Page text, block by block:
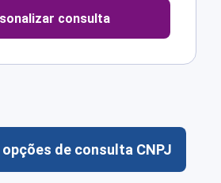
consulta
de consulta CNPJ